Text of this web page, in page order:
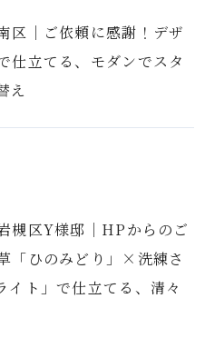
区｜ご依頼に感謝！デザ
仕立てる、モダンでスタ
え
槻区Y様邸｜HPからのご
「ひのみどり」×洗練さ
イト」で仕立てる、清々